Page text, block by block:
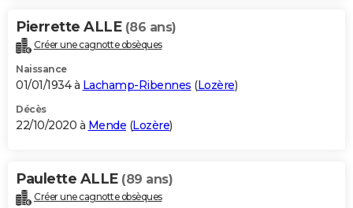
Pierrette ALLE (86 ans)
Créer une cagnotte obsèques
Naissance
01/01/1934 à Lachamp-Ribennes (Lozère)
Décès
22/10/2020 à Mende (Lozère)
Paulette ALLE (89 ans)
Créer une cagnotte obsèques